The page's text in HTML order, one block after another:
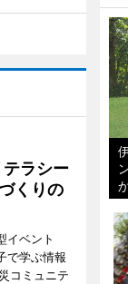
ラシー
くりの
イベント
で学ぶ情報
コミュニテ